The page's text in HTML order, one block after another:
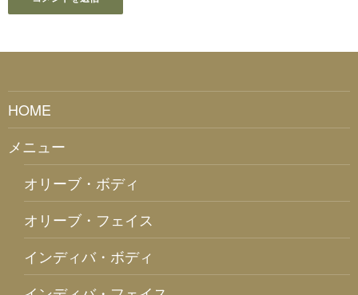
HOME
メニュー
オリーブ・ボディ
オリーブ・フェイス
インディバ・ボディ